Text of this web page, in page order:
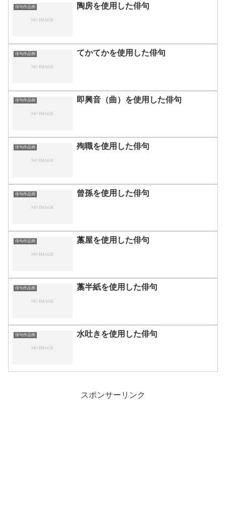
俳句作品例 陶房を使用した俳句
俳句作品例 てかてかを使用した俳句
俳句作品例 即興音（曲）を使用した俳句
俳句作品例 殉職を使用した俳句
俳句作品例 曾孫を使用した俳句
俳句作品例 藁屋を使用した俳句
俳句作品例 藁半紙を使用した俳句
俳句作品例 水吐きを使用した俳句
スポンサーリンク